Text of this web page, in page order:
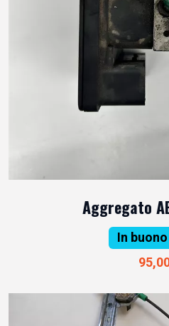
Aggregato
In